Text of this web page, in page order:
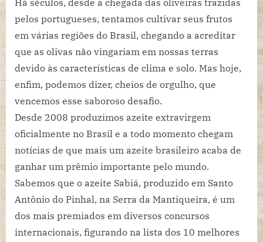
no
Brasil
Há séculos, desde a chegada das oliveiras trazidas
pelos portugueses, tentamos cultivar seus frutos
em várias regiões do Brasil, chegando a acreditar
que as olivas não vingariam em nossas terras
devido às características de clima e solo. Mas hoje,
enfim, podemos dizer, cheios de orgulho, que
vencemos esse saboroso desafio.
Desde 2008 produzimos azeite extravirgem
oficialmente no Brasil e a todo momento chegam
notícias de que mais um azeite brasileiro acaba de
ganhar um prêmio importante pelo mundo.
Sabemos que o azeite Sabiá, produzido em Santo
Antônio do Pinhal, na Serra da Mantiqueira, é um
dos mais premiados em diversos concursos
internacionais, figurando na lista dos 10 melhores